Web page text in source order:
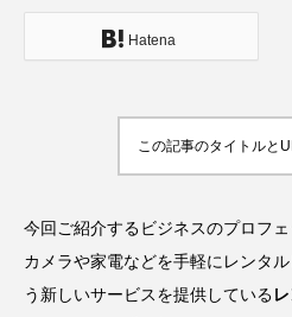
株式上場
起業の失敗図鑑 起業完全
Hatena
この記事のタイトルと
今回ご紹介するビジネスのプロフ
カメラや家電などを手軽にレンタル
う新しいサービスを提供している